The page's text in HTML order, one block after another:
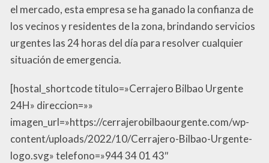
el mercado, esta empresa se ha ganado la confianza de
los vecinos y residentes de la zona, brindando servicios
urgentes las 24 horas del día para resolver cualquier
situación de emergencia.
[hostal_shortcode titulo=»Cerrajero Bilbao Urgente
24H» direccion=»»
imagen_url=»https://cerrajerobilbaourgente.com/wp-
content/uploads/2022/10/Cerrajero-Bilbao-Urgente-
logo.svg» telefono=»944 34 01 43″